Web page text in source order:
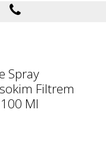
Spray
Filtrem
Ml